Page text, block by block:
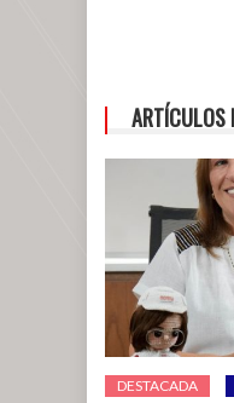
ARTÍCULOS
DESTACADA